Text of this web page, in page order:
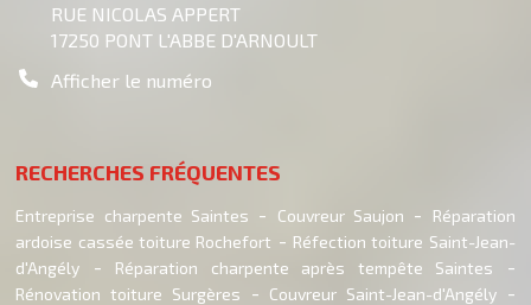
RUE NICOLAS APPERT
17250 PONT L'ABBE D'ARNOULT
Afficher le numéro
RECHERCHES FRÉQUENTES
Entreprise charpente Saintes Couvreur Saujon
Réparation
ardoise cassée toiture Rochefort
Réfection toiture Saint-Jean-
d'Angély
Réparation charpente après tempête Saintes
Rénovation toiture Surgères
Couvreur Saint-Jean-d'Angély